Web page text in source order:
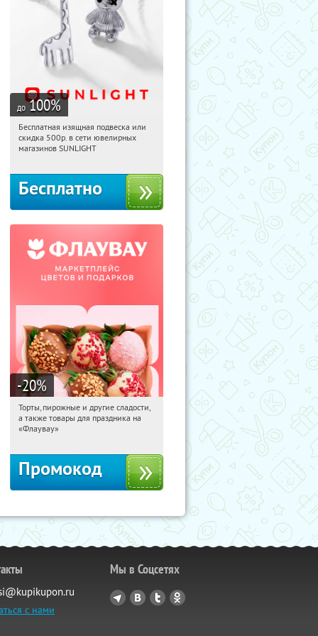
до 100%
15:11:22 Получили:
Россия
Бесплатная изящная подвеска или
скидка 500р. в сети ювелирных
магазинов SUNLIGHT
Бесплатно
-20%
15:11:22 Получили:
Россия
Торты, пирожные и другие сладости,
а также товары для праздника на
«Флаувау»
Промокод
с нами
Мы в Соцсетях